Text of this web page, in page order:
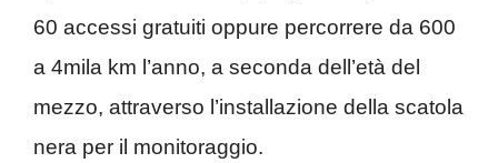
60 accessi gratuiti oppure percorrere da 600
a 4mila km l’anno, a seconda dell’età del
mezzo, attraverso l’installazione della scatola
nera per il monitoraggio.